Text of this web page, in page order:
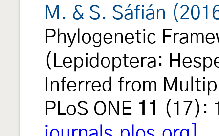
M. & S. Sáfián
Phylogenetic
(Lepidoptera:
Inferred from
PLoS ONE 11
(17):